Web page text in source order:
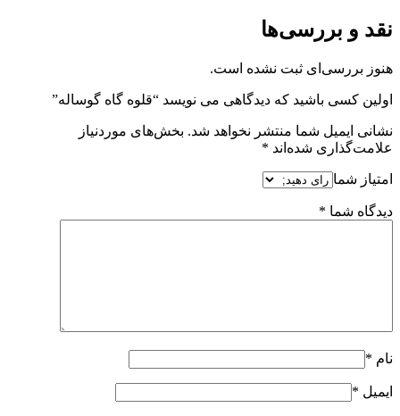
نقد و بررسی‌ها
هنوز بررسی‌ای ثبت نشده است.
اولین کسی باشید که دیدگاهی می نویسد “قلوه گاه گوساله”
نشانی ایمیل شما منتشر نخواهد شد. بخش‌های موردنیاز
علامت‌گذاری شده‌اند *
امتیاز شما
دیدگاه شما *
نام *
ایمیل *